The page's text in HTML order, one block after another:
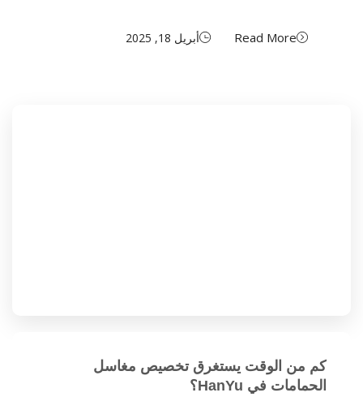
Read More أبريل 18, 2025
كم من الوقت يستغرق تخصيص مغاسل
الحمامات في HanYu؟